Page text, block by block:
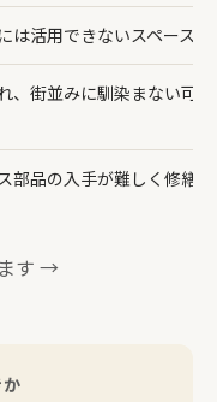
は活用できないスペース
、街並みに馴染まない可
部品の入手が難しく修繕
す →